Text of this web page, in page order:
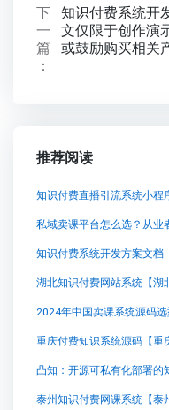
下
一
篇
：
知识付费系统开
文仅限于创作演
或鼓励购买相关
推荐阅读
私域卖课平台怎么选？从业